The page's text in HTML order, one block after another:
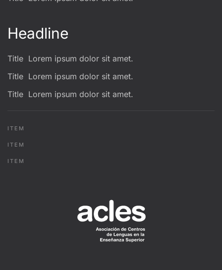
Headline
Title Lorem ipsum dolor sit amet.
Title Lorem ipsum dolor sit amet.
Title Lorem ipsum dolor sit amet.
ITEM
ITEM
ITEM
READ
MORE